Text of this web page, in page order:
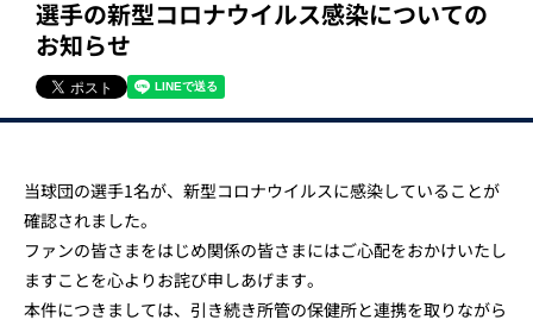
選手の新型コロナウイルス感染についての
お知らせ
当球団の選手1名が、新型コロナウイルスに感染していることが
確認されました。
ファンの皆さまをはじめ関係の皆さまにはご心配をおかけいたし
ますことを心よりお詫び申しあげます。
本件につきましては、引き続き所管の保健所と連携を取りながら